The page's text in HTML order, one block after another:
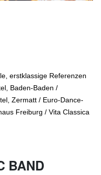
erstklassige Referenzen
Baden-Baden /
Zermatt / Euro-Dance-
Freiburg / Vita Classica
BAND